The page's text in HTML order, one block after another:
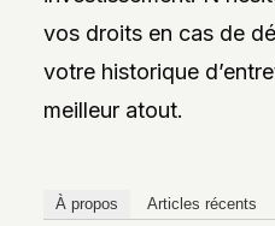
vos droits en cas de
votre historique
meilleur atout.
À propos Articles récents